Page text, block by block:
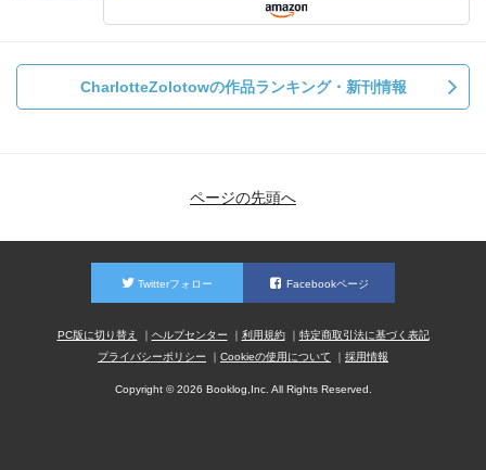
CharlotteZolotowの作品ランキング・新刊情報
ページの先頭へ
Twitterフォロー Facebookページ
PC版に切り替え ヘルプセンター 利用規約
特定商取引法に基づく表記
プライバシーポリシー
Cookieの使用について 採用情報
Copyright © 2026 Booklog,Inc. All Rights Reserved.